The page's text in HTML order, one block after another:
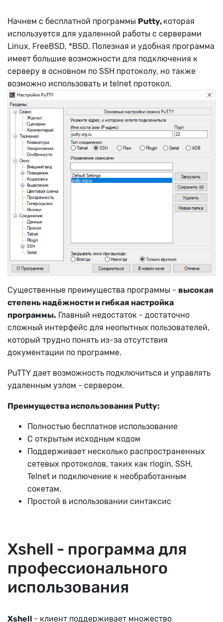
Начнем с бесплатной программы Putty, которая
используется для удаленной работы с серверами
Linux, FreeBSD, *BSD. Полезная и удобная программа
имеет большие возможности для подключения к
серверу в основном по SSH протоколу, но также
возможно использовать и telnet протокол.
Существенные преимущества программы - высокая
степень надёжности и гибкая настройка
программы. Главный недостаток - достаточно
сложный интерфейс для неопытных пользователей,
который трудно понять из-за отсутствия
документации по программе.
PuTTY дает возможность подключиться и управлять
удаленным узлом - сервером.
Преимущества использования Putty:
Полностью бесплатное использование
С открытым исходным кодом
Поддерживает несколько распространенных
сетевых протоколов, таких как rlogin, SSH,
Telnet и подключение к необработанным
сокетам.
Простой в использовании синтаксис
Xshell - программа для
профессионального
использования
Xshell - клиент поддерживает множество